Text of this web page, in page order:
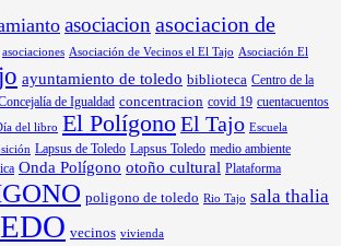
asociacion asociacion de
asociaciones Asociación de Vecinos el El Tajo Asociación El
ayuntamiento de toledo biblioteca Centro de la
de Igualdad concentracion covid 19 cuentacuentos
del libro El PolígonoEl Tajo Escuela
Lapsus de Toledo Lapsus Toledo medio ambiente
Onda Polígono otoño cultural Plataforma
poligono de toledo Rio Tajo sala thalia
vecinos vivienda